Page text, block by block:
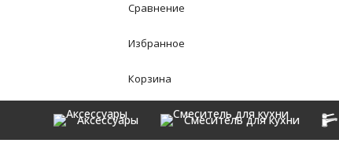
Сравнение
Избранное
Корзина
Аксессуары Смеситель для кухни